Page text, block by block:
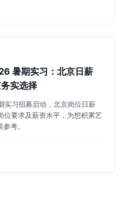
暑期实习：北京日薪
实选择
实习招募启动，北京岗位日薪
位要求及薪资水平，为想积累艺
考。